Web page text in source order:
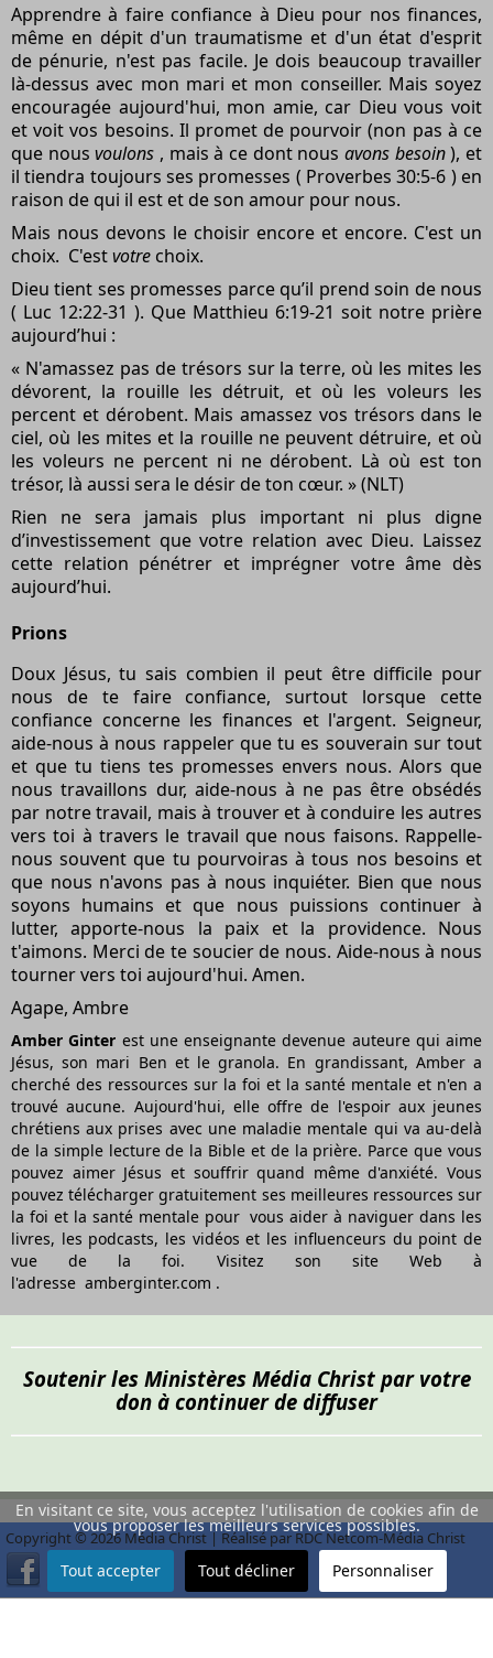
Apprendre à faire confiance à Dieu pour nos finances,
même en dépit d'un traumatisme et d'un état d'esprit
de pénurie, n'est pas facile. Je dois beaucoup travailler
là-dessus avec mon mari et mon conseiller. Mais soyez
encouragée aujourd'hui, mon amie, car Dieu vous voit
et voit vos besoins. Il promet de pourvoir (non pas à ce
que nousvoulons , mais à ce dont nousavons besoin), et
il tiendra toujours ses promesses ( Proverbes 30:5-6 ) en
raison de qui il est et de son amour pour nous.
Mais nous devons le choisir encore et encore. C'est un
choix. C'estvotre choix.
Dieu tient ses promesses parce qu’il prend soin de nous
( Luc 12:22-31 ). Que Matthieu 6:19-21 soit notre prière
aujourd’hui :
« N'amassez pas de trésors sur la terre, où les mites les
dévorent, la rouille les détruit, et où les voleurs les
percent et dérobent. Mais amassez vos trésors dans le
ciel, où les mites et la rouille ne peuvent détruire, et où
les voleurs ne percent ni ne dérobent. Là où est ton
trésor, là aussi sera le désir de ton cœur. » (NLT)
Rien ne sera jamais plus important ni plus digne
d’investissement que votre relation avec Dieu. Laissez
cette relation pénétrer et imprégner votre âme dès
aujourd’hui.
Prions
Doux Jésus, tu sais combien il peut être difficile pour
nous de te faire confiance, surtout lorsque cette
confiance concerne les finances et l'argent. Seigneur,
aide-nous à nous rappeler que tu es souverain sur tout
et que tu tiens tes promesses envers nous. Alors que
nous travaillons dur, aide-nous à ne pas être obsédés
par notre travail, mais à trouver et à conduire les autres
vers toi à travers le travail que nous faisons. Rappelle-
nous souvent que tu pourvoiras à tous nos besoins et
que nous n'avons pas à nous inquiéter. Bien que nous
soyons humains et que nous puissions continuer à
lutter, apporte-nous la paix et la providence. Nous
t'aimons. Merci de te soucier de nous. Aide-nous à nous
tourner vers toi aujourd'hui. Amen.
Agape, Ambre
Amber Ginter est une enseignante devenue auteure qui aime
Jésus, son mari Ben et le granola. En grandissant, Amber a
cherché des ressources sur la foi et la santé mentale et n'en a
trouvé aucune. Aujourd'hui, elle offre de l'espoir aux jeunes
chrétiens aux prises avec une maladie mentale qui va au-delà
de la simple lecture de la Bible et de la prière. Parce que vous
pouvez aimer Jésus et souffrir quand même d'anxiété. Vous
pouvez télécharger gratuitement ses meilleures ressources sur
la foi et la santé mentale pourvous aider à naviguer dans les
livres, les podcasts, les vidéos et les influenceurs du point de
vue de la foi. Visitez son site Web à
l'adresse amberginter.com .
Soutenir les Ministères Média Christ par votre
don à continuer de diffuser
Copyright © 2026 Média Christ | Réalisé par RDC Netcom-Média Christ
En visitant ce site, vous acceptez l'utilisation de cookies afin de
vous proposer les meilleurs services possibles.
Tout accepter Tout décliner Personnaliser